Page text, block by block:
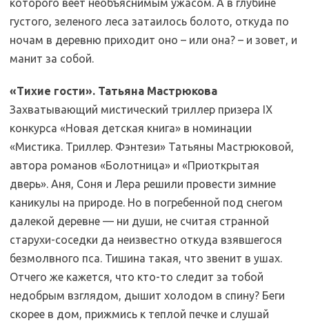
которого веет необъяснимым ужасом. А в глубине
густого, зеленого леса затаилось болото, откуда по
ночам в деревню приходит оно – или она? – и зовет, и
манит за собой.
«Тихие гости». Татьяна Мастрюкова
Захватывающий мистический триллер призера IX
конкурса «Новая детская книга» в номинации
«Мистика. Триллер. Фэнтези» Татьяны Мастрюковой,
автора романов «Болотница» и «Приоткрытая
дверь». Аня, Соня и Лера решили провести зимние
каникулы на природе. Но в погребенной под снегом
далекой деревне — ни души, не считая странной
старухи-соседки да неизвестно откуда взявшегося
безмолвного пса. Тишина такая, что звенит в ушах.
Отчего же кажется, что кто-то следит за тобой
недобрым взглядом, дышит холодом в спину? Беги
скорее в дом, прижмись к теплой печке и слушай